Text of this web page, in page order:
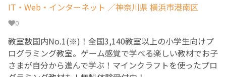
IT・Web・インターネット ／神奈川県 横浜市港南区
0
教室数国内No.1(※)！全国3,140教室以上の小学生向けプ
ログラミング教室。ゲーム感覚で学べる楽しい教材でお子
さまが自分から進んで学ぶ！マインクラフトを使ったプロ